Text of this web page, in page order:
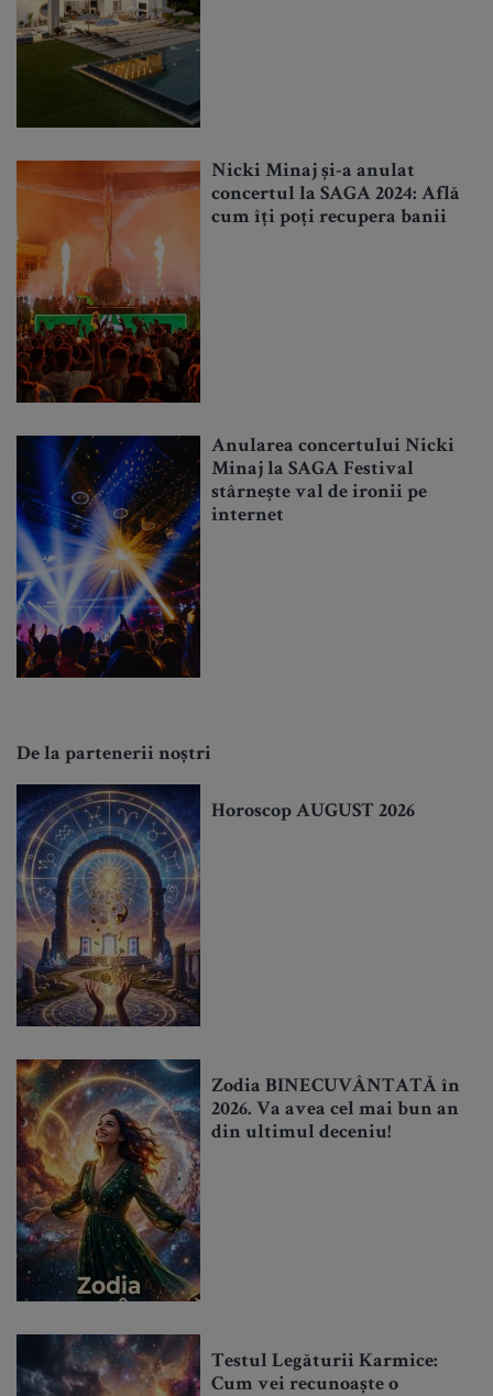
Nicki Minaj și-a anulat
concertul la SAGA 2024: Află
cum îți poți recupera banii
Anularea concertului Nicki
Minaj la SAGA Festival
stârnește val de ironii pe
internet
De la partenerii noștri
Horoscop AUGUST 2026
Zodia BINECUVÂNTATĂ în
2026. Va avea cel mai bun an
din ultimul deceniu!
Testul Legăturii Karmice:
Cum vei recunoaște o